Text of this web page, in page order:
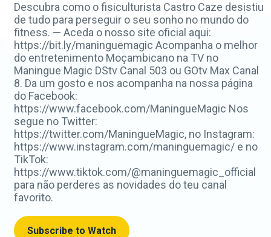
Descubra como o fisiculturista Castro Caze desistiu
de tudo para perseguir o seu sonho no mundo do
fitness. — Aceda o nosso site oficial aqui:
https://bit.ly/maninguemagic Acompanha o melhor
do entretenimento Moçambicano na TV no
Maningue Magic DStv Canal 503 ou GOtv Max Canal
8. Da um gosto e nos acompanha na nossa página
do Facebook:
https://www.facebook.com/ManingueMagic Nos
segue no Twitter:
https://twitter.com/ManingueMagic, no Instagram:
https://www.instagram.com/maninguemagic/ e no
TikTok:
https://www.tiktok.com/@maninguemagic_official
para não perderes as novidades do teu canal
favorito.
Subscribe to Watch